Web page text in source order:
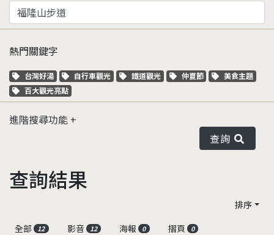
熱門關鍵字
關鍵字標籤
台灣好湯 關鍵字標籤
自行車觀光 關鍵字標籤
鐵道觀光 關鍵字標籤
仲夏節 關鍵字標籤
美食主題
關鍵字標籤
百大觀光亮點
進階搜尋功能
查詢
查詢結果
排序
全部
12 影音 12 海報 0 摺頁 0